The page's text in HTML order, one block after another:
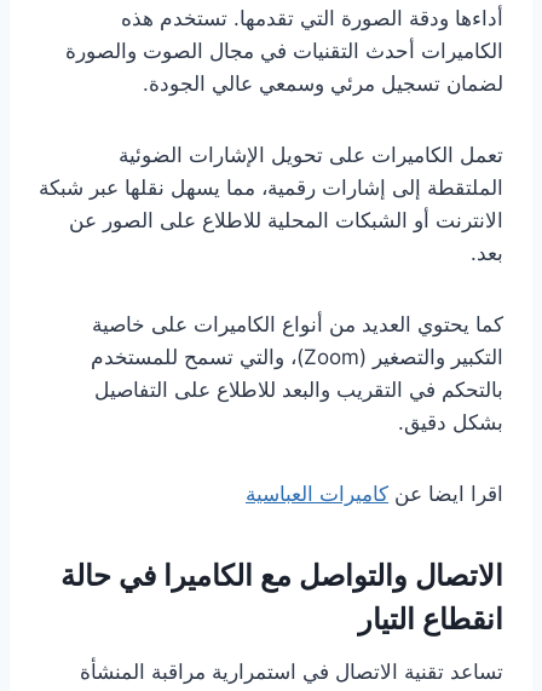
أداءها ودقة الصورة التي تقدمها. تستخدم هذه
الكاميرات أحدث التقنيات في مجال الصوت والصورة
لضمان تسجيل مرئي وسمعي عالي الجودة.
تعمل الكاميرات على تحويل الإشارات الضوئية
الملتقطة إلى إشارات رقمية، مما يسهل نقلها عبر شبكة
الانترنت أو الشبكات المحلية للاطلاع على الصور عن
بعد.
كما يحتوي العديد من أنواع الكاميرات على خاصية
التكبير والتصغير (Zoom)، والتي تسمح للمستخدم
بالتحكم في التقريب والبعد للاطلاع على التفاصيل
بشكل دقيق.
اقرا ايضا عن كاميرات العباسية
الاتصال والتواصل مع الكاميرا في حالة
انقطاع التيار
تساعد تقنية الاتصال في استمرارية مراقبة المنشأة